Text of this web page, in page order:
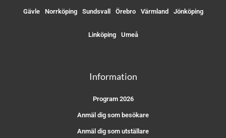
Gävle Norrköping Sundsvall Örebro Värmland Jönköping
Linköping Umeå
Information
Program 2026
Anmäl dig som besökare
Anmäl dig som utställare